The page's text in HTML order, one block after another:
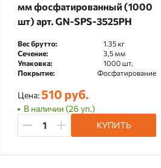
мм фосфатированный (1000
шт) арт. GN-SPS-3525PH
Вес брутто:
1.35 кг
Сечение:
3,5 мм
Упаковка:
1000 шт.
Покрытие:
Фосфатирование
Цена:510 руб.
В наличии (26 уп.)
КУПИТЬ